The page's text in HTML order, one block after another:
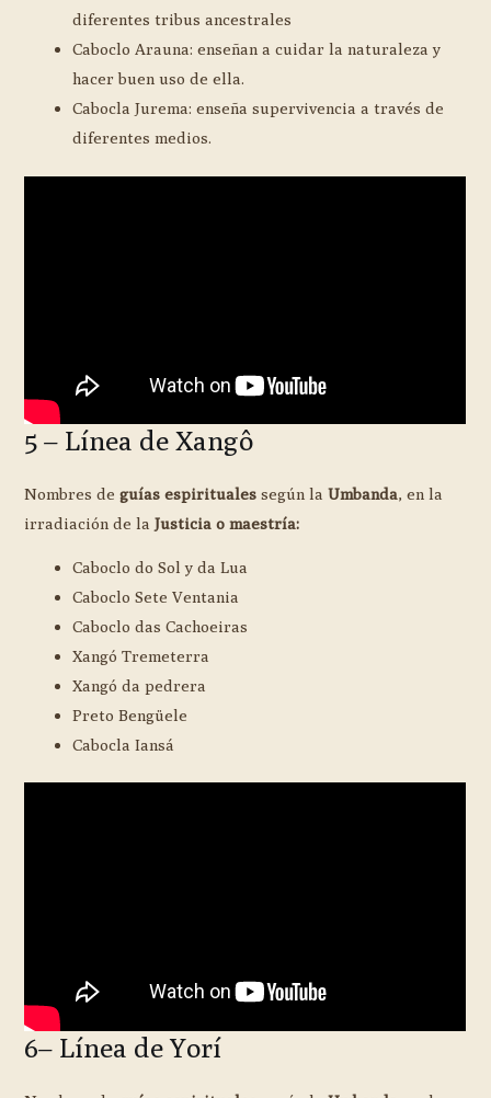
diferentes tribus ancestrales
Caboclo Arauna: enseñan a cuidar la naturaleza y
hacer buen uso de ella.
Cabocla Jurema: enseña supervivencia a través de
diferentes medios.
5 – Línea de Xangô
Nombres deguías espirituales según laUmbanda, en la
irradiación de laJusticia o maestría:
Caboclo do Sol y da Lua
Caboclo Sete Ventania
Caboclo das Cachoeiras
Xangó Tremeterra
Xangó da pedrera
Preto Bengüele
Cabocla Iansá
6– Línea de Yorí